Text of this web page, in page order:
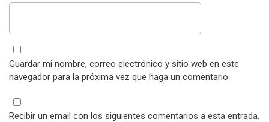
Guardar mi nombre, correo electrónico y sitio web en este
navegador para la próxima vez que haga un comentario.
Recibir un email con los siguientes comentarios a esta entrada.